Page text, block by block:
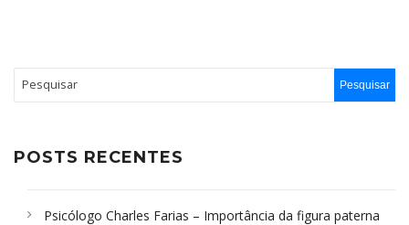
POSTS RECENTES
Psicólogo Charles Farias – Importância da figura paterna